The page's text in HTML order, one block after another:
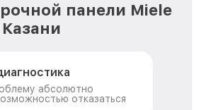
панели Miele
абсолютно
отказаться